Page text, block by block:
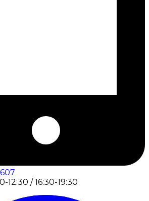
12:30 / 16:30-19:30